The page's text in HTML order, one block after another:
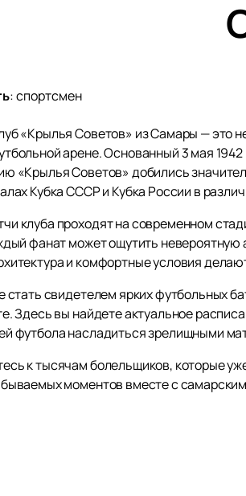
:спортсмен
«Крылья Советов» из Самары — это
арене. Основанный 3 мая
«Крылья Советов» добились
Кубка СССР и Кубка России в
клуба проходят на современном
фанат может ощутить
и комфортные условия
стать свидетелем ярких футбольных
Здесь вы найдете актуальное
футбола насладиться зрелищными
к тысячам болельщиков, которые
моментов вместе с